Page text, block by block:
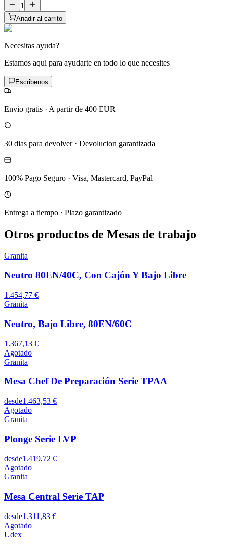
1
Anadir al carrito
Necesitas ayuda?
Estamos aqui para ayudarte en todo lo que necesites
Escribenos
Envio gratis · A partir de 400 EUR
30 dias para devolver· Devolucion garantizada
100% Pago Seguro · Visa, Mastercard, PayPal
Entrega a tiempo · Plazo garantizado
Otros productos de Mesas de trabajo
Granita
Neutro 80EN/40C, Con Cajón Y Bajo Libre
1.454,77 €
Granita
Neutro, Bajo Libre, 80EN/60C
1.367,13 €
Agotado
Granita
Mesa Chef De Preparación Serie TPAA
desde1.463,53 €
Agotado
Granita
Plonge Serie LVP
desde1.419,72 €
Agotado
Granita
Mesa Central Serie TAP
desde1.311,83 €
Agotado
Udex